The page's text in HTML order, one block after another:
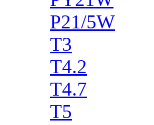
P21/5W
T3
T4.2
T4.7
T5